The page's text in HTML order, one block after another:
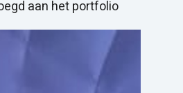
aan het portfolio